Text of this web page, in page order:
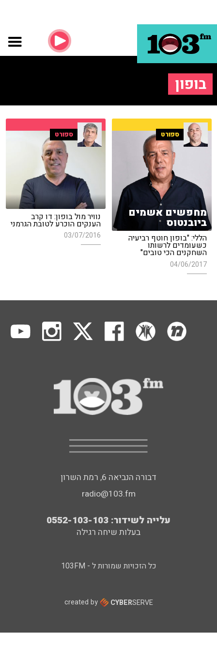
בופון
ספורט
מחפשים אשמים
ביובנטוס
הללי: "בופון חוטף רביעיה
כשעומדים לרשותו
השחקנים הכי טובים"
04/06/2017
ספורט
נוויר מול בופון: דו קרב
הענקים הוכרע לטובת הגרמני
03/07/2016
דבורה הנביאה 6, רמת השרון
radio@103.fm
עלייה לשידור: 0552-103-103
בעלות שיחה רגילה
כל הזכויות שמורות ל - 103FM
created by CYBERSERVE